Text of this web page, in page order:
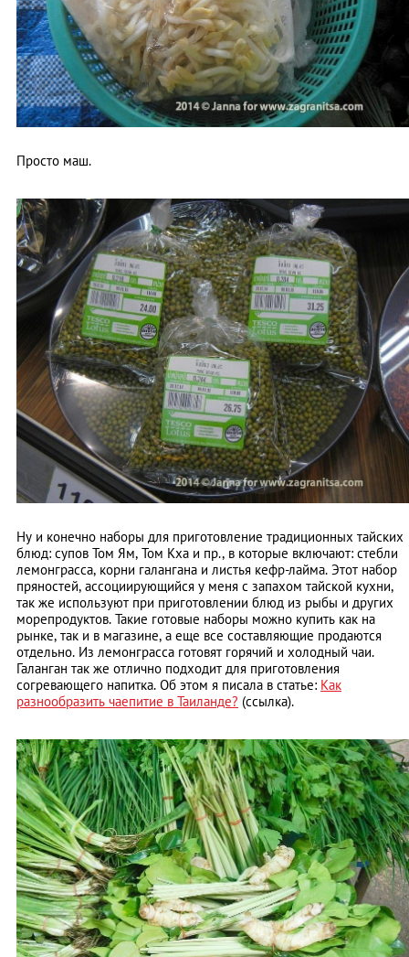
Просто маш.
Ну и конечно наборы для приготовление традиционных тайских
блюд: супов Том Ям, Том Кха и пр., в которые включают: стебли
лемонграсса, корни галангана и листья кефр-лайма. Этот набор
пряностей, ассоциирующийся у меня с запахом тайской кухни,
так же используют при приготовлении блюд из рыбы и других
морепродуктов. Такие готовые наборы можно купить как на
рынке, так и в магазине, а еще все составляющие продаются
отдельно. Из лемонграсса готовят горячий и холодный чаи.
Галанган так же отлично подходит для приготовления
согревающего напитка. Об этом я писала в статье: Как
разнообразить чаепитие в Таиланде? (ссылка).